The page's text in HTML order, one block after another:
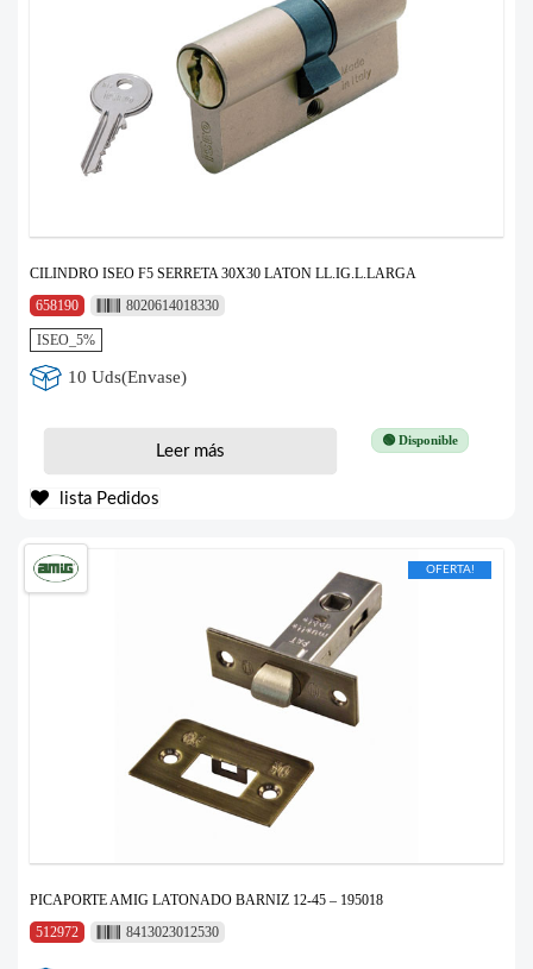
CILINDRO ISEO F5 SERRETA 30X30 LATON LL.IG.L.LARGA
658190
8020614018330
ISEO_5%
10 Uds(Envase)
🟢 Disponible
Leer más
lista Pedidos
OFERTA!
PICAPORTE AMIG LATONADO BARNIZ 12-45 – 195018
512972
8413023012530